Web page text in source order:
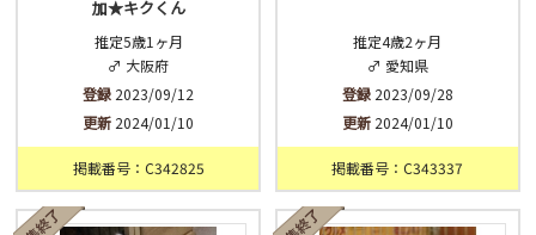
加★キクくん
推定5歳1ヶ月
♂ 大阪府
登録 2023/09/12
更新 2024/01/10
掲載番号：C342825
推定4歳2ヶ月
♂ 愛知県
登録2023/09/28
更新2024/01/10
掲載番号：C343337